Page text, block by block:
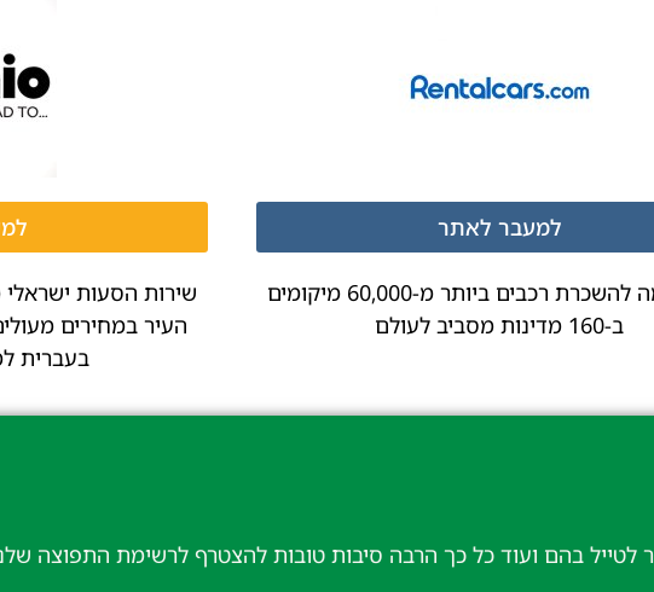
למעבר לאתר
פלטפורמה להשכרת רכבים ביותר מ-60,000 מיקומים
ב-160 מדינות מסביב לעולם
שירות הסעות
העיר במחירים
בעברית
לטייל בהם ועוד כל כך הרבה סיבות טובות להצטרף לרשימת התפוצה